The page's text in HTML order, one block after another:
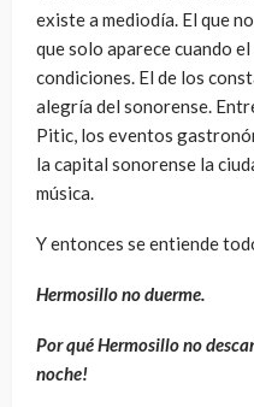
existe a mediodía. El que
que solo aparece cuando
condiciones. El de los
alegría del sonorense.
Pitic, los eventos
la capital sonorense la
música.
Y entonces se entiende
Hermosillo no duerme.
Por qué Hermosillo no
noche!